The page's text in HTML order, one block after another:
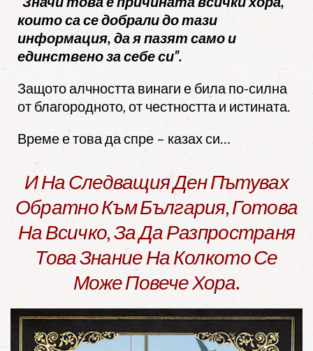
които са се добрали до тази
информация, да я пазят само и
единствено за себе си”.
Защото алчността винаги е била по-силна
от благородното, от честността и истината.
Време е това да спре – казах си…
И На Следващия Ден Пътувах
Обратно Към България, Готова
На Всичко, За Да Разпространя
Това Знание На Колкото Се
Може Повече Хора.